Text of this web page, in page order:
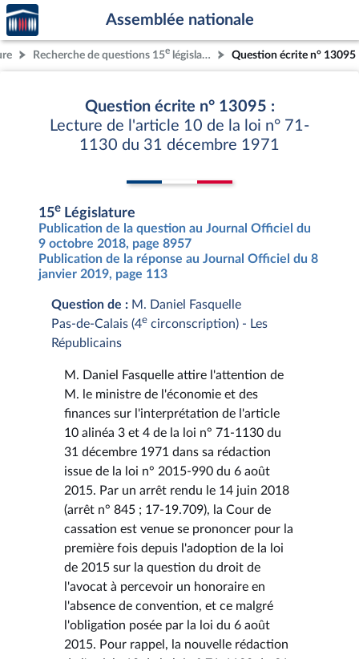
Aller au contenu
Aller en bas de la page
Accèder
à la
page
d'accueil
Assemblée nationale
Recherche de questions 15e législature Question écrite n° 13095
Question écrite n° 13095 :
Lecture de l'article 10 de la loi n° 71-
1130 du 31 décembre 1971
15e Législature
Publication de la question au Journal Officiel du
9 octobre 2018, page 8957
Publication de la réponse au Journal Officiel du 8
janvier 2019, page 113
Question de : M. Daniel Fasquelle
Pas-de-Calais (4e circonscription) - Les
Républicains
M. Daniel Fasquelle attire l'attention de
M. le ministre de l'économie et des
finances sur l'interprétation de l'article
10 alinéa 3 et 4 de la loi n° 71-1130 du
31 décembre 1971 dans sa rédaction
issue de la loi n° 2015-990 du 6 août
2015. Par un arrêt rendu le 14 juin 2018
(arrêt n° 845 ; 17-19.709), la Cour de
cassation est venue se prononcer pour la
première fois depuis l'adoption de la loi
de 2015 sur la question du droit de
l'avocat à percevoir un honoraire en
l'absence de convention, et ce malgré
l'obligation posée par la loi du 6 août
2015. Pour rappel, la nouvelle rédaction